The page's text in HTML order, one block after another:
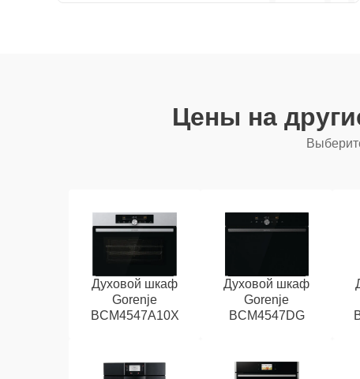
Цены на
Духовой шкаф
Gorenje
BCM4547A10X
Духовой шкаф
Gorenje
BCM4547DG